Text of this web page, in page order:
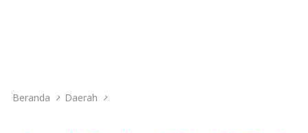
Beranda Daerah